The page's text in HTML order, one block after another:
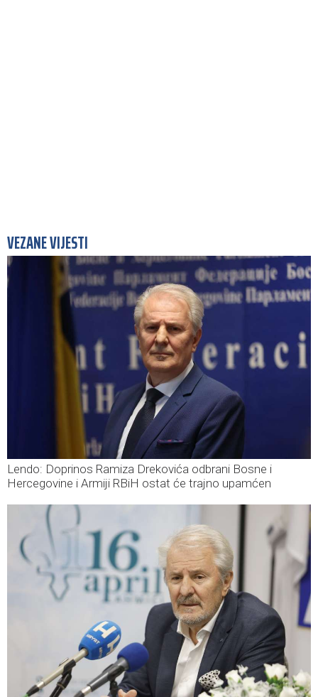
VEZANE VIJESTI
Lendo: Doprinos Ramiza Drekovića odbrani Bosne i
Hercegovine i Armiji RBiH ostat će trajno upamćen